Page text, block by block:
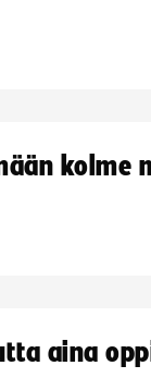
kolme
aina